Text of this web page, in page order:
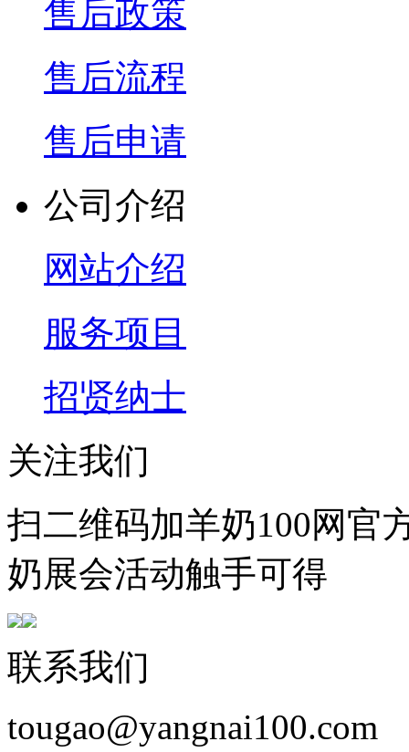
售后政策
售后流程
售后申请
公司介绍
网站介绍
服务项目
招贤纳士
关注我们
扫二维码加羊奶100网官
奶展会活动触手可得
联系我们
tougao@yangnai100.com